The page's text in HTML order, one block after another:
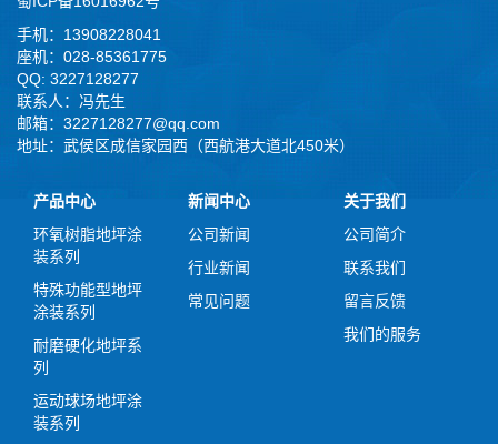
手机：13908228041
座机：028-85361775
QQ: 3227128277
联系人：冯先生
邮箱：3227128277@qq.com
地址：武侯区成信家园西（西航港大道北450米）
产品中心
环氧树脂地坪涂
装系列
特殊功能型地坪
涂装系列
耐磨硬化地坪系
列
运动球场地坪涂
装系列
新闻中心
公司新闻
行业新闻
常见问题
关于我们
公司简介
联系我们
留言反馈
我们的服务